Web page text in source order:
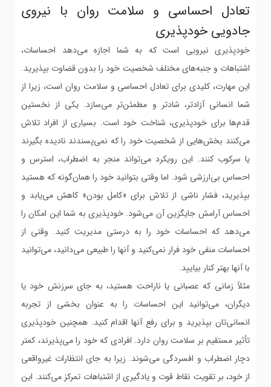
تعادل احساسی و سلامت روان با نیروی
جادویی خودپذیری
خودپذیری نیرویی است که به شما اجازه می‌دهد احساسات،
اشتباهات و جنبه‌های مختلف شخصیت خود را بدون قضاوت بپذیرید.
این مهارت، کلیدی برای تعادل احساسی و سلامت روان است، زیرا از
شما انسانی آزادتر، شادتر و مطمئن‌تر می‌سازد. یکی از نخستین
قدم‌ها برای خودپذیری، شناخت خود است. بسیاری از افراد تلاش
می‌کنند بخش‌هایی از شخصیت خود را که نمی‌پسندند نادیده بگیرند
یا سرکوب کنند. این رویکرد می‌تواند منجر به اضطراب، استرس و
احساس بی‌ارزشی شود. اما وقتی بتوانید خود را همان‌گونه که هستید
بپذیرید، فشار ناشی از تلاش برای «کامل بودن» کاهش می‌یابد و
احساس آرامش جایگزین آن می‌شود. خودپذیری به شما این امکان را
می‌دهد که احساسات خود را به درستی مدیریت کنید. وقتی از
احساسات منفی خود فرار نمی‌کنید و آنها را طبیعی می‌دانید، می‌توانید
با آنها بهتر کنار بیایید.
مثلاً زمانی که عصبانی یا ناراحت هستید، به جای سرزنش خود یا
دیگران، می‌توانید این احساسات را به عنوان بخشی از تجربه
انسانی‌تان بپذیرید و برای رفع آنها اقدام کنید. همچنین خودپذیری
تأثیر مستقیم بر سلامت روان دارد. افرادی که خود را می‌پذیرند، کمتر
دچار اضطراب و افسردگی می‌شوند. زیرا به جای انتظارات غیرواقعی
از خود، بر تقویت نقاط قوت و یادگیری از اشتباهات تمرکز می‌کنند. این